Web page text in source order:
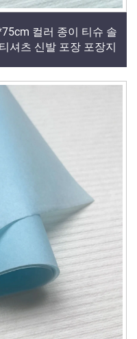
컬러 종이 티슈 솔
셔츠 신발 포장 포장지